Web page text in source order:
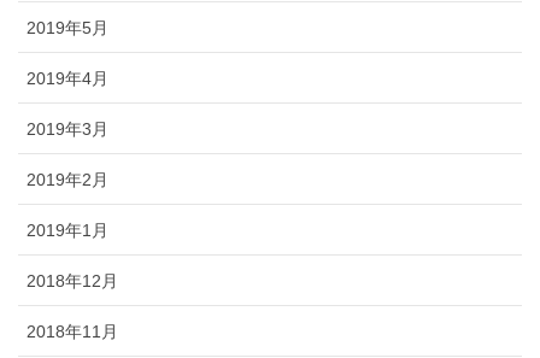
2019年5月
2019年4月
2019年3月
2019年2月
2019年1月
2018年12月
2018年11月